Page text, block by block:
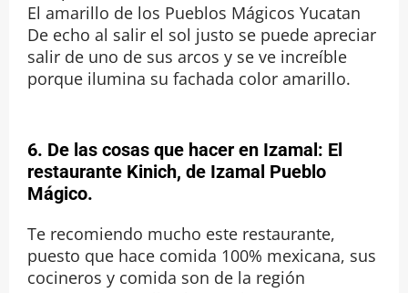
El amarillo de los Pueblos Mágicos Yucatan
De echo al salir el sol justo se puede apreciar
salir de uno de sus arcos y se ve increíble
porque ilumina su fachada color amarillo.
6. De las cosas que hacer en Izamal: El
restaurante Kinich, de Izamal Pueblo
Mágico.
Te recomiendo mucho este restaurante,
puesto que hace comida 100% mexicana, sus
cocineros y comida son de la región